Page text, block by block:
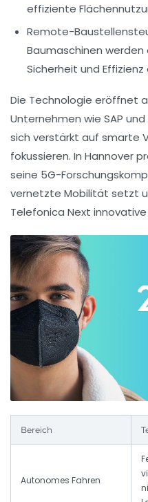
effiziente
Remote-
Baumaschinen werden
Sicherheit und Effizienz
Die Technologie eröffnet
Unternehmen wie SAP
sich verstärkt auf smarte
fokussieren. In Hannover
seine 5G-
vernetzte Mobilität setzt
Telefonica Next
Bereich
Autonomes Fahren